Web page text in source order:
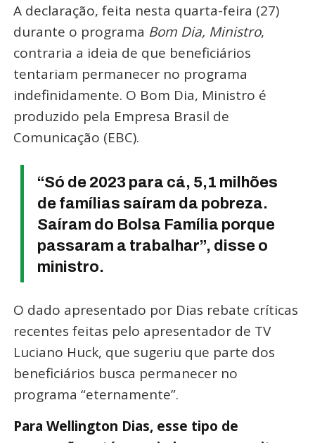
A declaração, feita nesta quarta-feira (27)
durante o programa Bom Dia, Ministro,
contraria a ideia de que beneficiários
tentariam permanecer no programa
indefinidamente. O Bom Dia, Ministro é
produzido pela Empresa Brasil de
Comunicação (EBC).
“Só de 2023 para cá, 5,1 milhões
de famílias saíram da pobreza.
Saíram do Bolsa Família porque
passaram a trabalhar”, disse o
ministro.
O dado apresentado por Dias rebate críticas
recentes feitas pelo apresentador de TV
Luciano Huck, que sugeriu que parte dos
beneficiários busca permanecer no
programa “eternamente”.
Para Wellington Dias, esse tipo de